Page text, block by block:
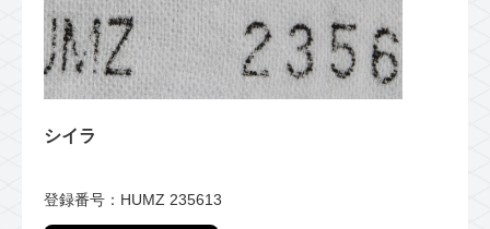
シイラ
登録番号：HUMZ 235613